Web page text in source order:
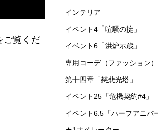
ご覧くだ
インテリア
イベント4「喧騒の掟」
イベント6「洪炉示歳」
専用コーデ（ファッション）
第十四章「慈悲光塔」
イベント25「危機契約#4」
イベント6.5「ハーフアニバ